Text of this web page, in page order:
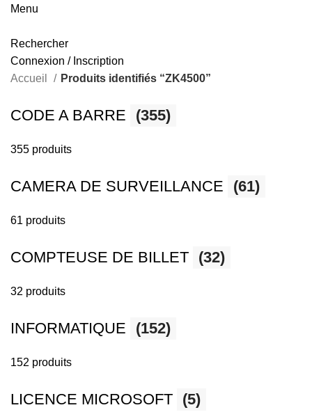
Menu
Rechercher
Connexion / Inscription
Accueil
Produits identifiés “ZK4500”
CODE A BARRE (355)
355 produits
CAMERA DE SURVEILLANCE (61)
61 produits
COMPTEUSE DE BILLET (32)
32 produits
INFORMATIQUE (152)
152 produits
LICENCE MICROSOFT (5)